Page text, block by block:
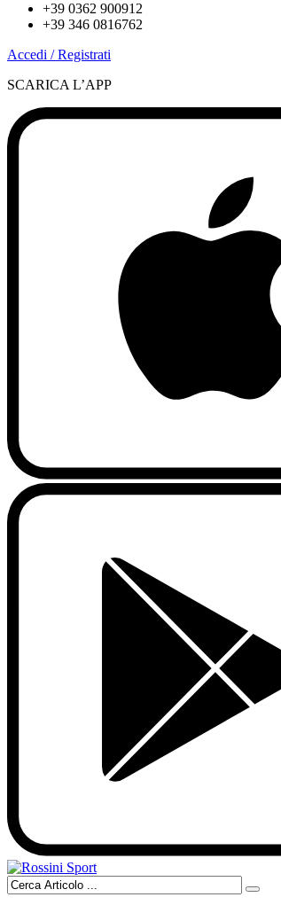
+39 0362 900912
+39 346 0816762
Accedi / Registrati
SCARICA L’APP